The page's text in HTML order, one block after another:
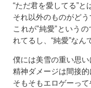
“ただ君を愛してる”と
それ以外のものがど
これが”純愛”という
れてるし、“純愛”なん
僕には美雪の重い思い
精神ダメージは間接的
そもそもエロゲーっ